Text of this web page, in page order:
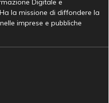
Digitale e
la missione di diffondere la
imprese e pubbliche